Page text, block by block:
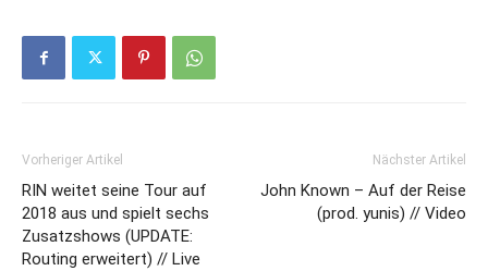
Vorheriger Artikel
RIN weitet seine Tour auf
2018 aus und spielt sechs
Zusatzshows (UPDATE:
Routing erweitert) // Live
Nächster Artikel
John Known – Auf der Reise
(prod. yunis) // Video